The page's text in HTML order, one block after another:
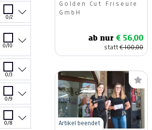
0/2
0/10
0/3
0/9
0/8
Golden Cut Friseure
in Villach
Golden Cut Friseure
GmbH
ab nur € 56,00
statt€ 100,00
Artikel beendet